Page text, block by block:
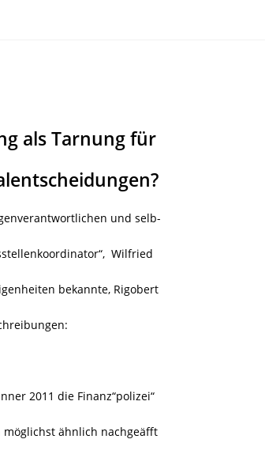
als Tarnung für
und selb-
Wilfried
bekannte, Rigobert
2011 die Finanz“polizei“
ähnlich nachgeäfft